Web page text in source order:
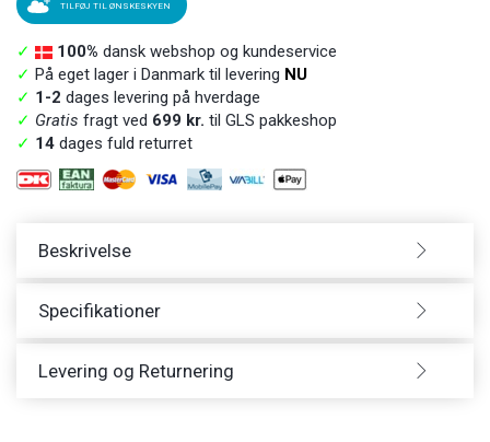
TILFØJ TIL ØNSKESKYEN
✓ 100% dansk webshop og kundeservice
✓ På eget lager i Danmark til levering NU
✓ 1-2 dages levering på hverdage
✓ Gratis fragt ved 699 kr. til GLS pakkeshop
✓ 14 dages fuld returret
Beskrivelse
Specifikationer
Levering og Returnering